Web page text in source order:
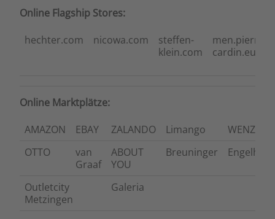
Online Flagship Stores:
hechter.com
nicowa.com
steffen-
klein.com
men.pierre-
cardin.eu
Online Marktplätze:
AMAZON
EBAY ZALANDO Limango
WENZ
OTTO
van
Graaf
ABOUT
YOU
Breuninger Engelhorn
Outletcity
Metzingen
Galeria